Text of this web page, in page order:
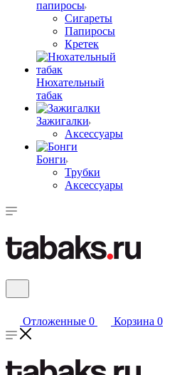
папиросы
Сигареты
Папиросы
Кретек
Нюхательный
табак
Зажигалки
Аксессуары
Бонги
Трубки
Аксессуары
Отложенные 0 Корзина 0